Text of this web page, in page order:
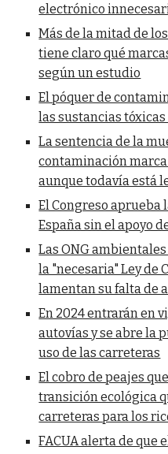
electrónico
Más de la mitad de
tiene claro qué
según un estudio
El póquer de
las sustancias
La sentencia de la
contaminación
aunque todavía está
El Congreso
España sin el apoyo
Las ONG
la "necesaria" Ley de
lamentan su falta de
En 2024 entrarán en
autovías y se abre la
uso de las carreteras
El cobro de peajes
transición ecológica
carreteras para los
FACUA alerta de que